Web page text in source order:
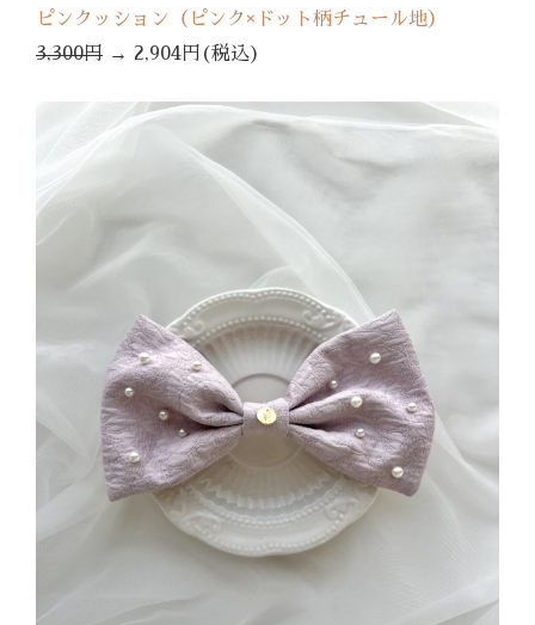
ピンクッション（ピンク×ドット柄チュール地）
3,300円 → 2,904円(税込)